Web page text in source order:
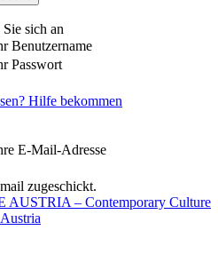
sich an
Benutzername
Passwort
Hilfe bekommen
E-Mail-Adresse
zugeschickt.
AUSTRIA – Contemporary Culture